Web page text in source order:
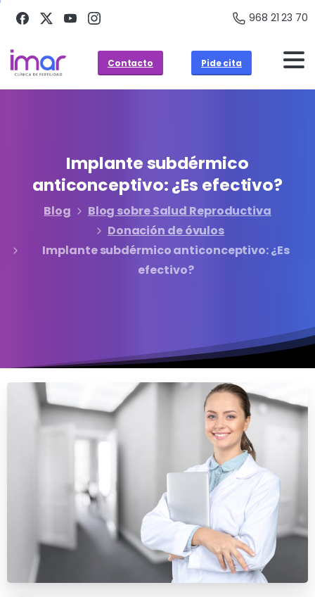
968 21 23 70
Contacto Pide cita
Implantesubdérmico
anticonceptivo:¿Es efectivo?
Blog
Blog sobre Salud Reproductiva
Donación de óvulos
Implante subdérmico anticonceptivo: ¿Es
efectivo?